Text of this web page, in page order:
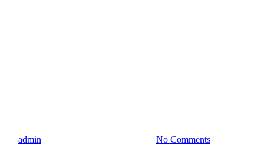
admin No Comments